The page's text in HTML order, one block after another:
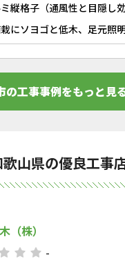
縦格子（通風性と目隠し効
にソヨゴと低木、足元照
の工事事例をもっと見
山県の優良工事
（株）
-